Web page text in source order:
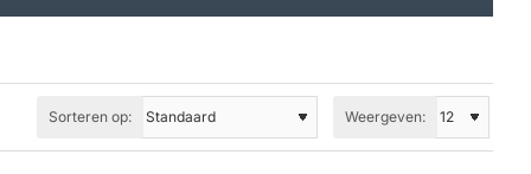
Sorteren op: Weergeven: